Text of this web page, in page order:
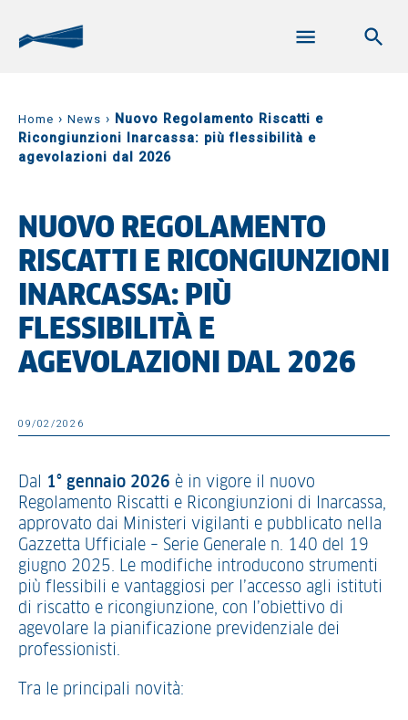
Home › News › Nuovo Regolamento Riscatti e
Ricongiunzioni Inarcassa: più flessibilità e
agevolazioni dal 2026
NUOVO REGOLAMENTO
RISCATTI E RICONGIUNZIONI
INARCASSA: PIÙ
FLESSIBILITÀ E
AGEVOLAZIONI DAL 2026
09/02/2026
Dal 1° gennaio 2026 è in vigore il nuovo
Regolamento Riscatti e Ricongiunzioni di Inarcassa,
approvato dai Ministeri vigilanti e pubblicato nella
Gazzetta Ufficiale – Serie Generale n. 140 del 19
giugno 2025. Le modifiche introducono strumenti
più flessibili e vantaggiosi per l’accesso agli istituti
di riscatto e ricongiunzione, con l’obiettivo di
agevolare la pianificazione previdenziale dei
professionisti.
Tra le principali novità: